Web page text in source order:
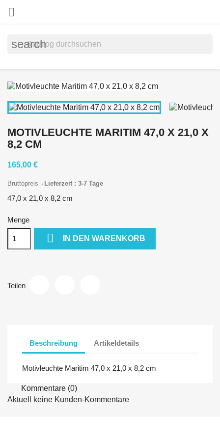

search
MOTIVLEUCHTE MARITIM 47,0 X 21,0 X
8,2 CM
165,00 €
Bruttopreis Lieferzeit : 3-7 Tage
47,0 x 21,0 x 8,2 cm
Menge
 IN DEN WARENKORB
Teilen
Beschreibung Artikeldetails
Motivleuchte Maritim 47,0 x 21,0 x 8,2 cm
Kommentare (0)
Aktuell keine Kunden-Kommentare